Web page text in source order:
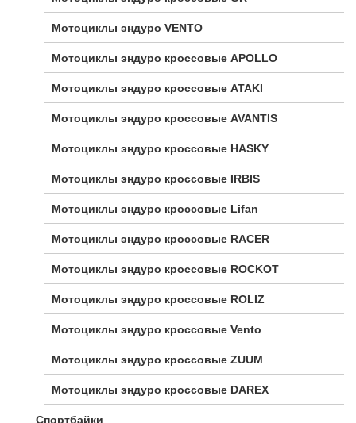
Мотоциклы эндуро VENTO
Мотоциклы эндуро кроссовые APOLLO
Мотоциклы эндуро кроссовые ATAKI
Мотоциклы эндуро кроссовые AVANTIS
Мотоциклы эндуро кроссовые HASKY
Мотоциклы эндуро кроссовые IRBIS
Мотоциклы эндуро кроссовые Lifan
Мотоциклы эндуро кроссовые RACER
Мотоциклы эндуро кроссовые ROCKOT
Мотоциклы эндуро кроссовые ROLIZ
Мотоциклы эндуро кроссовые Vento
Мотоциклы эндуро кроссовые ZUUM
Мотоциклы эндуро кроссовые DAREX
Спортбайки